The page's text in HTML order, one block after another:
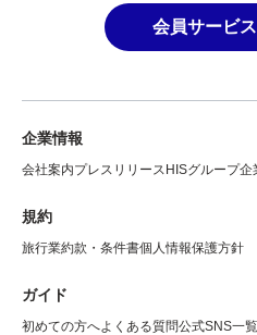
会員サービス
企業情報
会社案内プレスリリース HISグループ企
規約
旅行業約款・条件書個人情報保護方針
ガイド
初めての方へよくある質問公式SNS一覧